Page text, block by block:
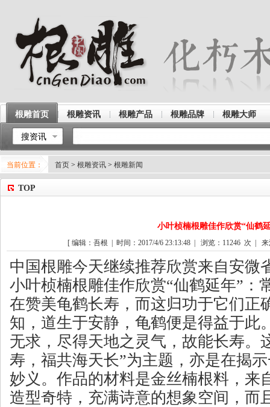
根雕首页 根雕资讯 根雕产品 根雕品牌 根雕大师
搜资讯
当前位置： 首页 > 根雕资讯 > 根雕新闻
TOP
小叶桢楠根雕佳作欣赏“仙鹤
[ 编辑：吾根 | 时间：2017/4/6 23:13:48 | 浏览： 11246次 | 来
中国根雕今天继续推荐欣赏来自安微
小叶桢楠根雕佳作欣赏“仙鹤延年”：
在赞美龟鹤长寿，而这归功于它们正
知，道生于安静，龟鹤便是得益于此
无求，尽得天地之灵气，故能长寿。
寿，福共海天长”为主题，亦是在揭
妙义。作品的材料是金丝楠根料，来
造型奇特，充满诗意的想象空间，而